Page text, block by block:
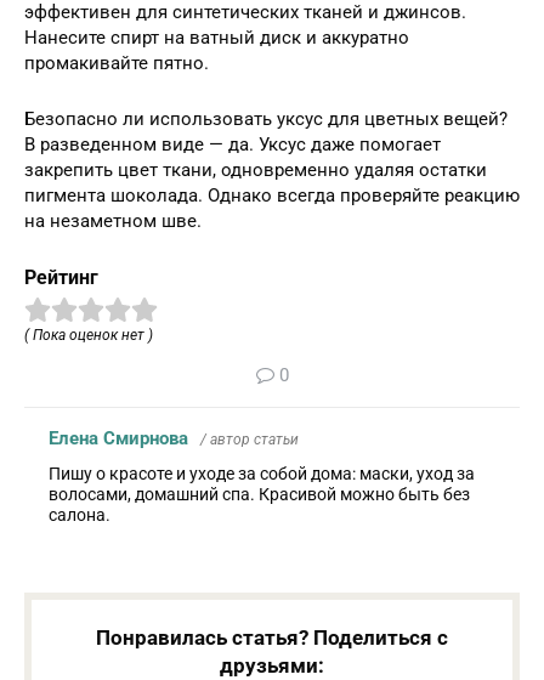
эффективен для синтетических тканей и джинсов.
Нанесите спирт на ватный диск и аккуратно
промакивайте пятно.
Безопасно ли использовать уксус для цветных вещей?
В разведенном виде — да. Уксус даже помогает
закрепить цвет ткани, одновременно удаляя остатки
пигмента шоколада. Однако всегда проверяйте реакцию
на незаметном шве.
Рейтинг
( Пока оценок нет )
0
Елена Смирнова / автор статьи
Пишу о красоте и уходе за собой дома: маски, уход за
волосами, домашний спа. Красивой можно быть без
салона.
Понравилась статья? Поделиться с
друзьями: